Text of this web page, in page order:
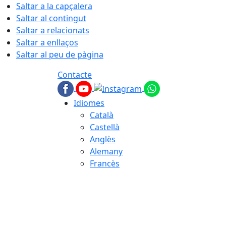
Saltar a la capçalera
Saltar al contingut
Saltar a relacionats
Saltar a enllaços
Saltar al peu de pàgina
Contacte
Idiomes
Català
Castellà
Anglès
Alemany
Francès